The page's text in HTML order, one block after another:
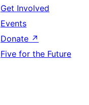
Get Involved
Events
Donate ↗
Five for the Future